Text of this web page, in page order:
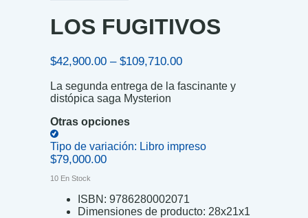
LOS FUGITIVOS
$42,900.00 – $109,710.00Price
$42,900.00
La segunda entrega de la fascinante y
distópica saga Mysterion
Otras opciones
Tipo de variación: Libro impreso
$79,000.00
10 En Stock
ISBN: 9786280002071
Dimensiones de producto: 28x21x1